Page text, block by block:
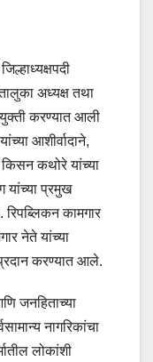
अध्यक्ष तथा
करण्यात आली
आशीर्वादाने,
कथोरे यांच्या
यांच्या प्रमुख
कामगार
नेते यांच्या
करण्यात आले.
जनहिताच्या
नागरिकांचा
लोकांशी